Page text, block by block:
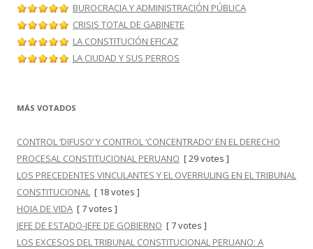
BUROCRACIA Y ADMINISTRACIÓN PÚBLICA
CRISIS TOTAL DE GABINETE
LA CONSTITUCIÓN EFICAZ
LA CIUDAD Y SUS PERROS
MÁS VOTADOS
CONTROL ‘DIFUSO’ Y CONTROL ‘CONCENTRADO’ EN EL DERECHO
PROCESAL CONSTITUCIONAL PERUANO [ 29 votes ]
LOS PRECEDENTES VINCULANTES Y EL OVERRULING EN EL TRIBUNAL
CONSTITUCIONAL [ 18 votes ]
HOJA DE VIDA [ 7 votes ]
JEFE DE ESTADO-JEFE DE GOBIERNO [ 7 votes ]
LOS EXCESOS DEL TRIBUNAL CONSTITUCIONAL PERUANO: A